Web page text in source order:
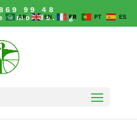
99 48
AR EN FR PT ES